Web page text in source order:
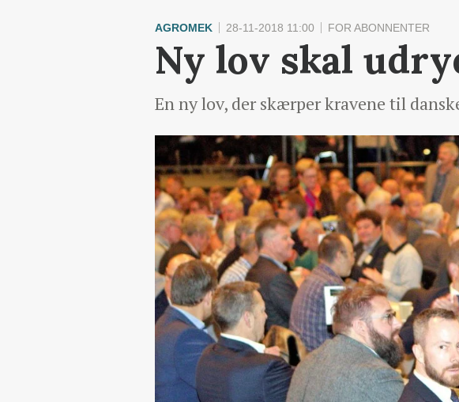
AGROMEK 28-11-2018 11:00 FOR ABONNENTER
Ny lov skal
En ny lov, der skærper kravene til